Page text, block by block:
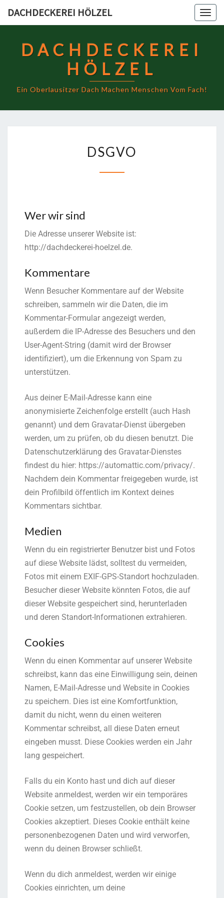
DACHDECKEREI HÖLZEL
DACHDECKEREI
HÖLZEL
Ein Oberlausitzer Dach Machen Menschen Vom Fach!
DSGVO
Wer wir sind
Die Adresse unserer Website ist:
http://dachdeckerei-hoelzel.de.
Kommentare
Wenn Besucher Kommentare auf der Website
schreiben, sammeln wir die Daten, die im
Kommentar-Formular angezeigt werden,
außerdem die IP-Adresse des Besuchers und den
User-Agent-String (damit wird der Browser
identifiziert), um die Erkennung von Spam zu
unterstützen.
Aus deiner E-Mail-Adresse kann eine
anonymisierte Zeichenfolge erstellt (auch Hash
genannt) und dem Gravatar-Dienst übergeben
werden, um zu prüfen, ob du diesen benutzt. Die
Datenschutzerklärung des Gravatar-Dienstes
findest du hier: https://automattic.com/privacy/.
Nachdem dein Kommentar freigegeben wurde, ist
dein Profilbild öffentlich im Kontext deines
Kommentars sichtbar.
Medien
Wenn du ein registrierter Benutzer bist und Fotos
auf diese Website lädst, solltest du vermeiden,
Fotos mit einem EXIF-GPS-Standort hochzuladen.
Besucher dieser Website könnten Fotos, die auf
dieser Website gespeichert sind, herunterladen
und deren Standort-Informationen extrahieren.
Cookies
Wenn du einen Kommentar auf unserer Website
schreibst, kann das eine Einwilligung sein, deinen
Namen, E-Mail-Adresse und Website in Cookies
zu speichern. Dies ist eine Komfortfunktion,
damit du nicht, wenn du einen weiteren
Kommentar schreibst, all diese Daten erneut
eingeben musst. Diese Cookies werden ein Jahr
lang gespeichert.
Falls du ein Konto hast und dich auf dieser
Website anmeldest, werden wir ein temporäres
Cookie setzen, um festzustellen, ob dein Browser
Cookies akzeptiert. Dieses Cookie enthält keine
personenbezogenen Daten und wird verworfen,
wenn du deinen Browser schließt.
Wenn du dich anmeldest, werden wir einige
Cookies einrichten, um deine